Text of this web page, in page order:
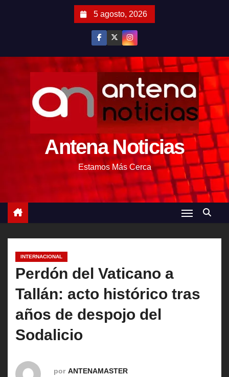
5 agosto, 2026
Antena Noticias
Estamos Más Cerca
INTERNACIONAL
Perdón del Vaticano a
Tallán: acto histórico tras
años de despojo del
Sodalicio
por ANTENAMASTER